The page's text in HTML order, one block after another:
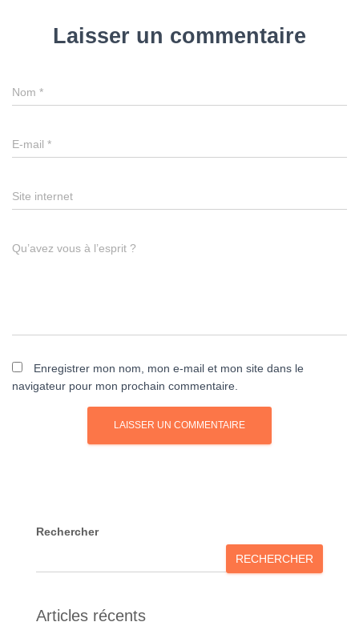
Laisser un commentaire
Nom *
E-mail *
Site internet
Qu’avez vous à l’esprit ?
Enregistrer mon nom, mon e-mail et mon site dans le
navigateur pour mon prochain commentaire.
Rechercher
RECHERCHER
Articles récents